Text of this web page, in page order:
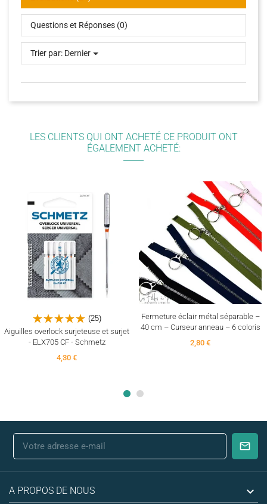
Questions et Réponses (0)
Trier par: Dernier
LES CLIENTS QUI ONT ACHETÉ CE PRODUIT ONT
ÉGALEMENT ACHETÉ:
(25)
Aiguilles overlock surjeteuse et surjet
- ELX705 CF - Schmetz
4,30 €
Fermeture éclair métal séparable –
40 cm – Curseur anneau – 6 coloris
2,80 €
A PROPOS DE NOUS 